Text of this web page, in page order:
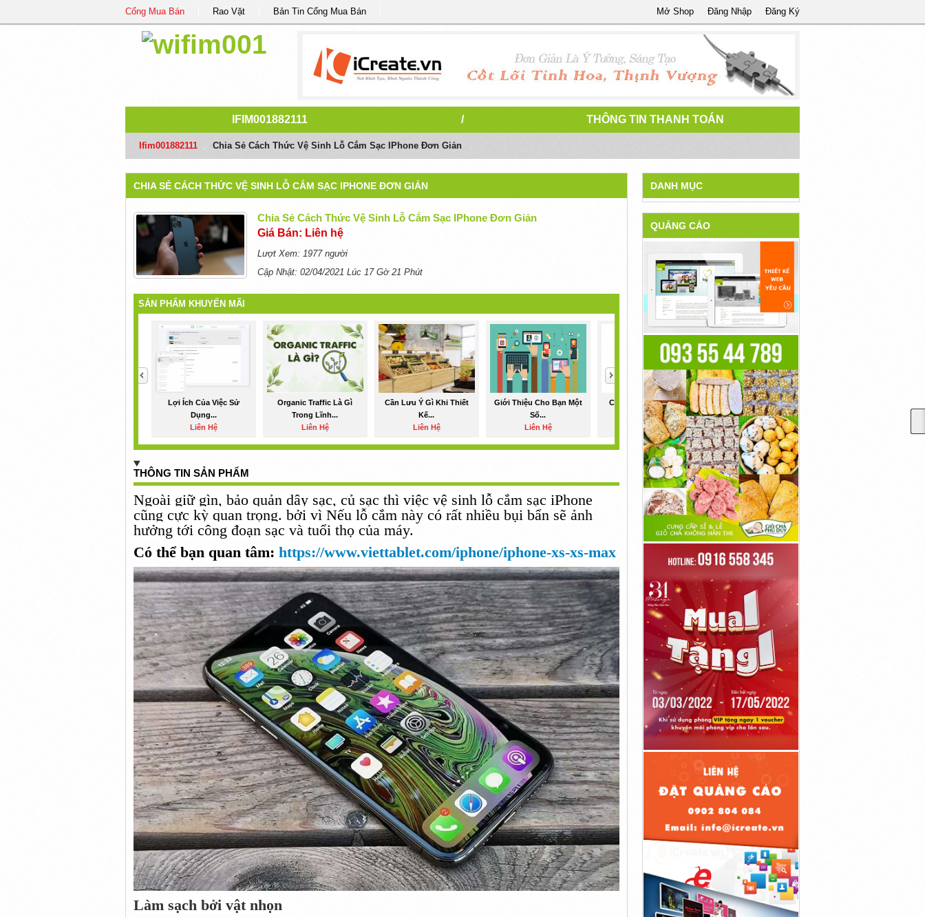
Cổng Mua Bán Rao Vặt Bản Tin Cổng Mua Bán Đăng Ký
Đăng Nhập
Mở Shop
IFIM001882111 / THÔNG TIN THANH TOÁN
Ifim001882111 Chia Sẻ Cách Thức Vệ Sinh Lỗ Cắm Sạc IPhone Đơn Giản
CHIA SẺ CÁCH THỨC VỆ SINH LỖ CẮM SẠC IPHONE ĐƠN GIẢN
Chia Sẻ Cách Thức Vệ Sinh Lỗ Cắm Sạc IPhone Đơn Giản
Giá Bán: Liên hệ
Lượt Xem: 1977 người
Cập Nhật: 02/04/2021 Lúc 17 Gờ 21 Phút
SẢN PHẨM KHUYẾN MÃI
Lợi Ích Của Việc Sử
Dụng...
Liên Hệ
Organic Traffic Là Gì
Trong Lĩnh...
Liên Hệ
Cần Lưu Ý Gì Khi Thiết
Kế...
Liên Hệ
Giới Thiệu Cho Bạn Một
Số...
Liên Hệ
Cẩm Nang Mua Máy In
Epson PP
Liên Hệ
Có Nên Sử Dụng Băng
Keo Hai...
Liên Hệ
>
THÔNG TIN SẢN PHẨM
Ngoài giữ gìn, bảo quản dây sạc, củ sạc thì việc vệ sinh lỗ cắm sạc iPhone
cũng cực kỳquan trọng. bởi vì Nếu lỗ cắm này có rất nhiều bụi bẩn sẽ ảnh
hưởng tới công đoạn sạc và tuổi thọ của máy.
Có thể bạn quan tâm: https://www.viettablet.com/iphone/iphone-xs-xs-max
Làm sạch bởi vật nhọn
DANH MỤC
QUẢNG CÁO